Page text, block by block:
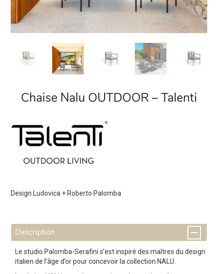
Chaise Nalu OUTDOOR – Talenti
Design Ludovica + Roberto Palomba
Description
Le studio Palomba-Serafini s’est inspiré des maîtres du design
italien de l’âge d’or pour concevoir la collection NALU.